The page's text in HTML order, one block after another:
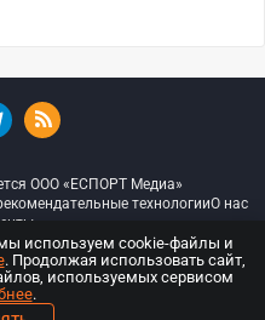
ООО «ЕСПОРТ Медиа»
технологииО нас
Все права защищены
используем cookie-файлы и
. Продолжая использовать сайт,
используемых сервисом
.